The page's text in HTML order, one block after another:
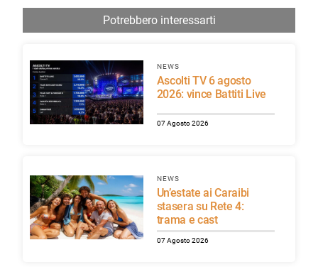
Potrebbero interessarti
NEWS
Ascolti TV 6 agosto
2026: vince Battiti Live
07 Agosto 2026
NEWS
Un’estate ai Caraibi
stasera su Rete 4:
trama e cast
07 Agosto 2026